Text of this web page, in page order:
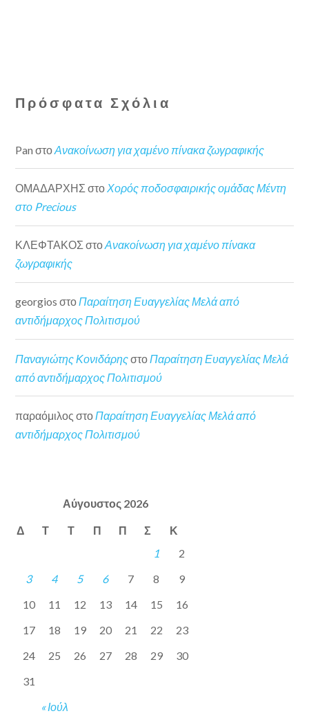
Πρόσφατα Σχόλια
Pan στοΑνακοίνωση για χαμένο πίνακα ζωγραφικής
ΟΜΑΔΑΡΧΗΣ στοΧορός ποδοσφαιρικής ομάδας Μέντη
στο Precious
ΚΛΕΦΤΑΚΟΣ στοΑνακοίνωση για χαμένο πίνακα
ζωγραφικής
georgios στοΠαραίτηση Ευαγγελίας Μελά από
αντιδήμαρχος Πολιτισμού
Παναγιώτης Κονιδάρηςστο Παραίτηση Ευαγγελίας Μελά
από αντιδήμαρχος Πολιτισμού
παραόμιλος στοΠαραίτηση Ευαγγελίας Μελά από
αντιδήμαρχος Πολιτισμού
Αύγουστος 2026
Δ Τ Τ Π Π Σ Κ
« Ιούλ
1
2
3
4 5 6 7 8
9
10
11 12 13 14 15
16
17
18 19 20 21 22
23
24
25 26 27 28 29
30
31